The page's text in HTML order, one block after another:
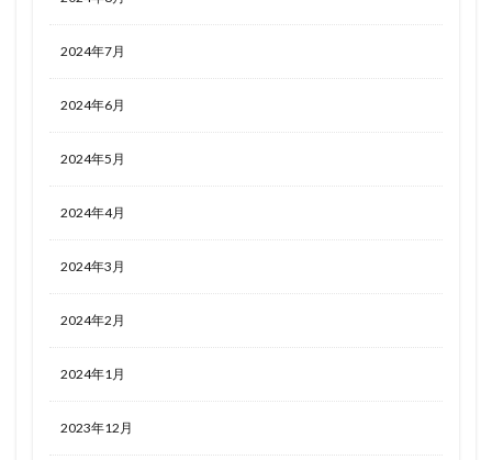
2024年7月
2024年6月
2024年5月
2024年4月
2024年3月
2024年2月
2024年1月
2023年12月